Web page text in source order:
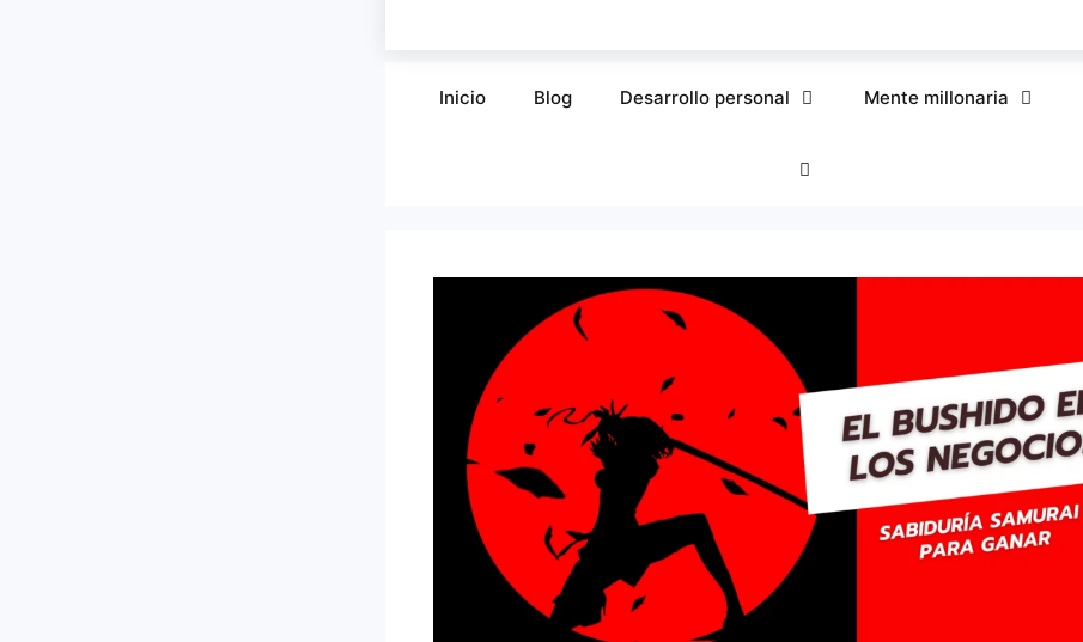
Inicio Blog Desarrollo personal Mente millonaria